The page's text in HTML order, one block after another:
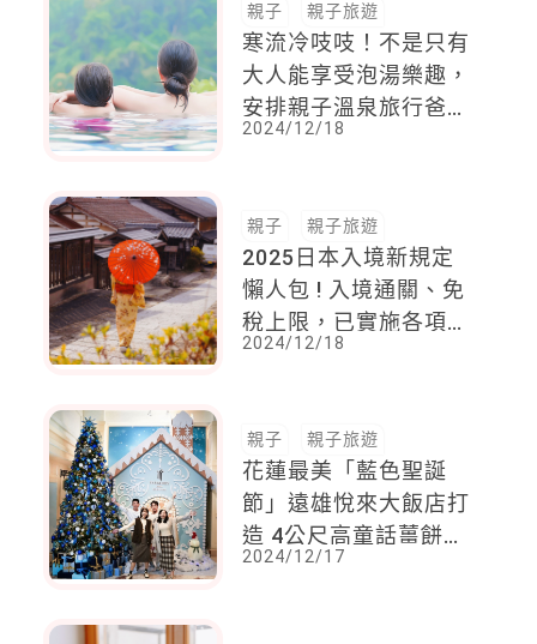
親子 親子旅遊
寒流冷吱吱！不是只有
大人能享受泡湯樂趣，
安排親子溫泉旅行爸媽
需要先注意的事！
2024/12/18
親子 親子旅遊
2025日本入境新規定
懶人包 ! 入境通關、免
稅上限，已實施各項規
範 ，出國前一定要知
2024/12/18
親子 親子旅遊
花蓮最美「藍色聖誕
節」遠雄悅來大飯店打
造 4公尺高童話薑餅屋
演繹夢幻聖誕跨年魔力
2024/12/17